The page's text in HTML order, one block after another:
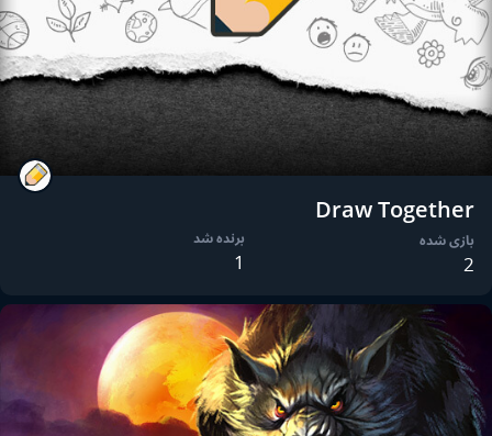
Draw Together
بازی شده
2
برنده شد
1